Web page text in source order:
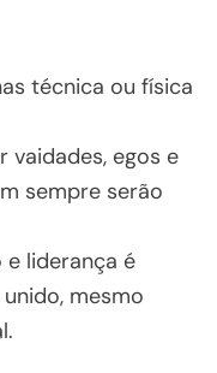
técnica ou física
vaidades, egos e
sempre serão
liderança é
mesmo